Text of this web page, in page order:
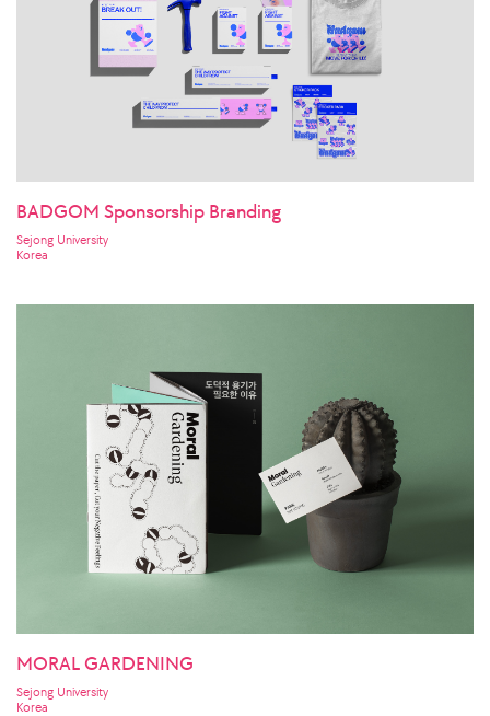
BADGOM Sponsorship Branding
Sejong University
Korea
MORAL GARDENING
Sejong University
Korea